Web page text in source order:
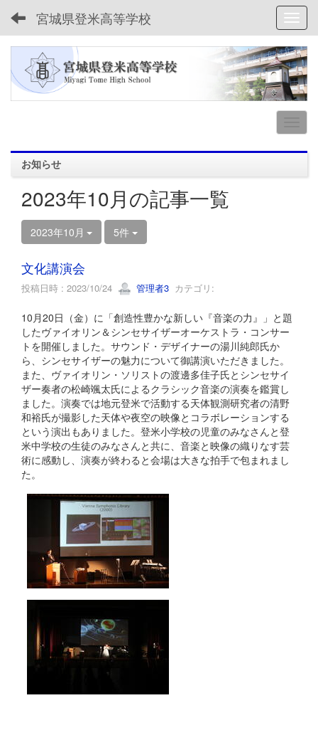
宮城県登米高等学校
お知らせ
2023年10月の記事一覧
2023年10月 5件
文化講演会
投稿日時 : 2023/10/24 管理者3 カテゴリ:
10月20日（金）に「創造性豊かな新しい『音楽の力』」と題
したヴァイオリン＆シンセサイザーオーケストラ・コンサー
トを開催しました。サウンド・デザイナーの湯川純郎氏か
ら、シンセサイザーの魅力について御講演いただきました。
また、ヴァイオリン・ソリストの渡邊多佳子氏とシンセサイ
ザー奏者の松崎颯太氏によるクラシック音楽の演奏を鑑賞し
ました。演奏では地元登米で活動する天体観測研究者の清野
和裕氏が撮影した天体や夜空の映像とコラボレーションする
という演出もありました。登米小学校の児童のみなさんと登
米中学校の生徒のみなさんと共に、音楽と映像の織りなす芸
術に感動し、演奏が終わると会場は大きな拍手で包まれまし
た。